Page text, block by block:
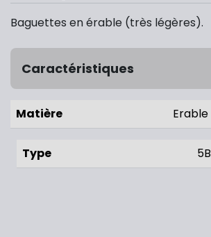
Baguettes en érable (très légères).
Caractéristiques
Matière Erable
Type 5B